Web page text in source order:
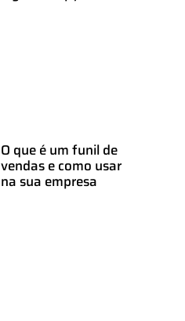
O que é um funil de
vendas e como usar
na sua empresa